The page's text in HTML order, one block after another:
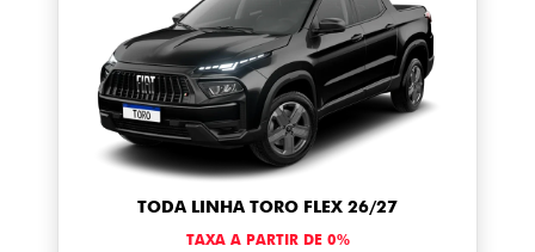
TODA LINHA TORO FLEX 26/27
TAXA A PARTIR DE 0%